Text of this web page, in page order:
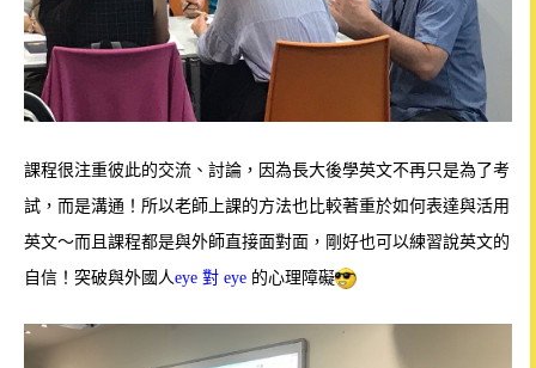
課程很注重彼此的交流、討論，因為長大後學英文不再只是為了考
試，而是溝通！所以老師上課的方法也比較著重於如何表達與活用
英文～而且課程都是與外師直接面對面，剛好也可以練習說英文的
自信！突破與外國人eye 對 eye 的心理障礙